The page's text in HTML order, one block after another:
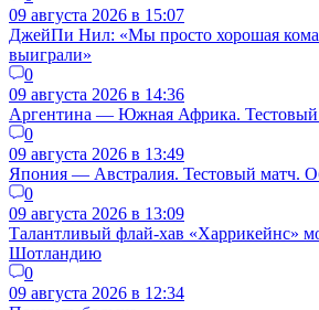
09 августа 2026 в 15:07
ДжейПи Нил: «Мы просто хорошая
выиграли»
0
09 августа 2026 в 14:36
Аргентина — Южная Африка. Тестовый
0
09 августа 2026 в 13:49
Япония — Австралия. Тестовый матч.
0
09 августа 2026 в 13:09
Талантливый флай-хав «Харрикейнс»
Шотландию
0
09 августа 2026 в 12:34